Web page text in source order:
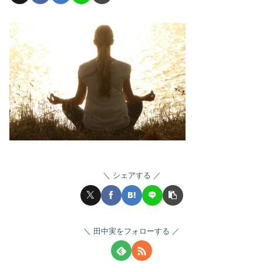
シェアする
田中実をフォローする